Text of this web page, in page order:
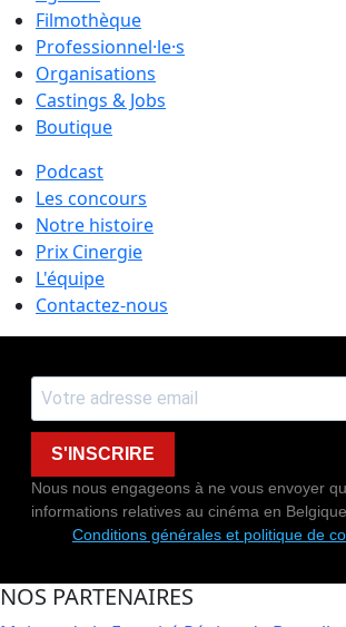
Filmothèque
Professionnel·le·s
Organisations
Castings & Jobs
Boutique
Podcast
Les concours
Notre histoire
Prix Cinergie
L'équipe
Contactez-nous
S'INSCRIRE
Nous nous engageons à ne vous envoyer
informations relatives au cinéma en Belgique.
Conditions générales et politique de
NOS PARTENAIRES